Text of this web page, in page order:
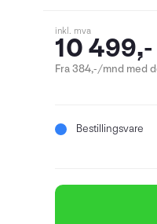
inkl. mva
10 499,-
Fra 384,-/mnd med
Bestillingsvare